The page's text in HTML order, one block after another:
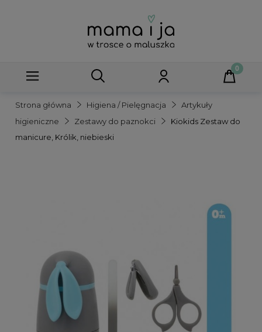
Strona główna Higiena / Pielęgnacja
Artykuły
higieniczne
Zestawy do paznokci
Kiokids Zestaw do
manicure, Królik, niebieski